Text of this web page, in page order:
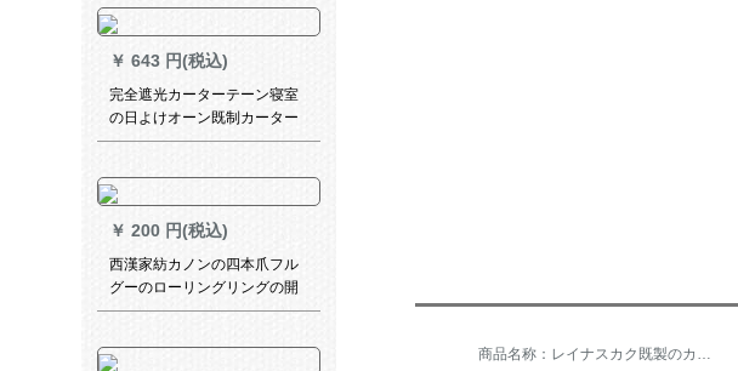
墨墨墨墨墨墨墨墨墨墨墨墨墨1
メトルの材料価格（打孔/フー
ク无料加工）は、何メトルの
影响が必要ですか？
￥ 643 円(税込)
完全遮光カーターテーン寝室
の日よけオーン既制カーター
の厚い手UVカート断热出窓遮
【通常暗号化両面银】単独使
用
￥ 200 円(税込)
西漢家紡カノンの四本爪フル
グーのローリングリングの開
口リングが40個あります。
商品名称：レイナスカク既製のカーンテーテンンンンテーン完全遮光カーターテーン寝室掃き出し窓ベランダ出窓ハンカテーン韓式シングルモ田園カーンテーン遮光カーテーン7叶草2.0×2.5幅のフック